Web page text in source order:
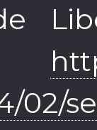
:
02/